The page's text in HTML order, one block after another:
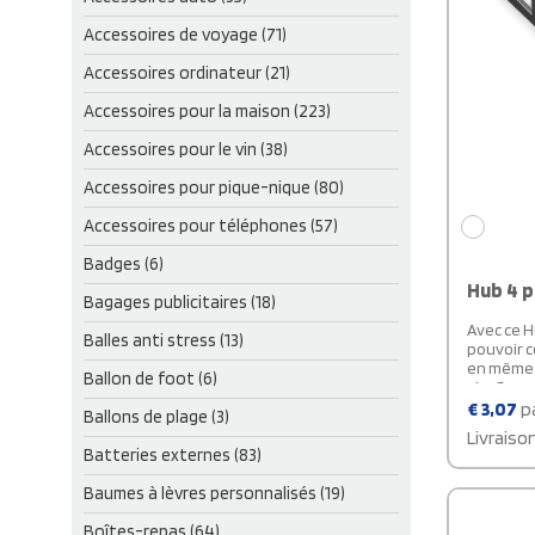
Accessoires de voyage (71)
Accessoires ordinateur (21)
Accessoires pour la maison (223)
Accessoires pour le vin (38)
Accessoires pour pique-nique (80)
Accessoires pour téléphones (57)
Badges (6)
Bagages publicitaires (18)
Balles anti stress (13)
Ballon de foot (6)
Ballons de plage (3)
Batteries externes (83)
Baumes à lèvres personnalisés (19)
Hub 4
Avec ce
pouvoir
en
vie.
offre 4
pour
vos clés
bureau.
portable
travail
€3,07